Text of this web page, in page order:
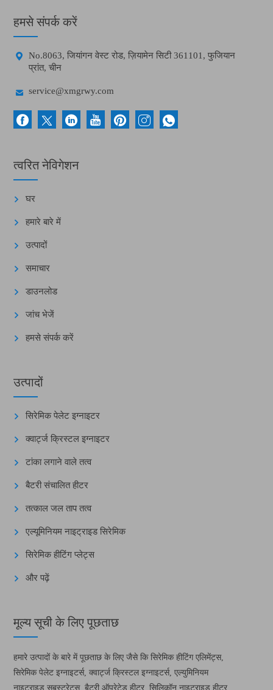
हमसे संपर्क करें

No.8063, जियांगन वेस्ट रोड, ज़ियामेन सिटी 361101, फुजियान
प्रांत, चीन
 service@xmgrwy.com
त्वरित नेविगेशन
घर
हमारे बारे में
उत्पादों
समाचार
डाउनलोड
जांच भेजें
हमसे संपर्क करें
उत्पादों
सिरेमिक पेलेट इग्नाइटर
क्वार्ट्ज क्रिस्टल इग्नाइटर
टांका लगाने वाले तत्व
बैटरी संचालित हीटर
तत्काल जल ताप तत्व
एल्यूमिनियम नाइट्राइड सिरेमिक
सिरेमिक हीटिंग प्लेट्स
और पढ़ें
मूल्य सूची के लिए पूछताछ
हमारे उत्पादों के बारे में पूछताछ के लिए जैसे कि सिरेमिक हीटिंग एलिमेंट्स,
सिरेमिक पेलेट इग्नाइटर्स, क्वार्ट्ज क्रिस्टल इग्नाइटर्स, एल्युमिनियम
नाइट्राइड सबस्ट्रेट्स, बैटरी ऑपरेटेड हीटर, सिलिकॉन नाइट्राइड हीटर